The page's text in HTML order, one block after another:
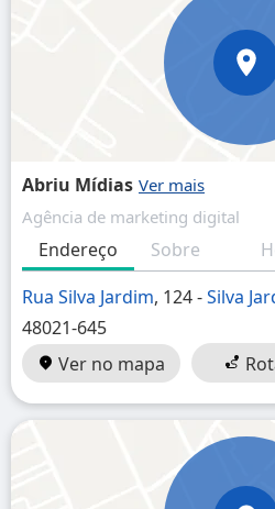
Abriu Mídias
Agência de marketing digital
Endereço Sobre
Rua Silva Jardim, 124 -Silva
48021-645
Ver no mapa